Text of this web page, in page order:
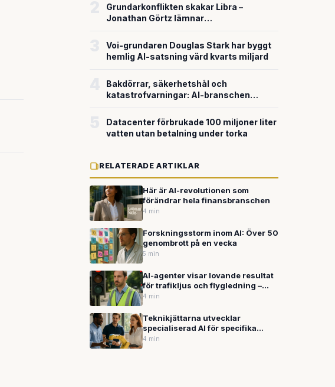
försvarsteknik
Grundarkonflikten skakar Libra –
Jonathan Görtz lämnar
miljardvärderingen
Voi-grundaren Douglas Stark har byggt
hemlig AI-satsning värd kvarts miljard
Bakdörrar, säkerhetshål och
katastrofvarningar: AI-branschen
Datacenter förbrukade 100 miljoner liter
vatten utan betalning under torka
RELATERADE ARTIKLAR
Här är AI-revolutionen som
förändrar hela finansbranschen
4 min
Forskningsstorm inom AI: Över 50
genombrott på en vecka
5 min
AI-agenter visar lovande resultat
för trafikljus och flygledning –
men säkerhetsfrågor kvarstår
4 min
Teknikjättarna utvecklar
specialiserad AI för specifika
branscher
4 min